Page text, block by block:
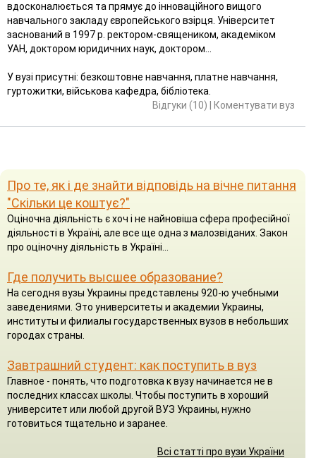
вдосконалюється та прямує до інноваційного вищого
навчального закладу європейського взірця. Університет
заснований в 1997 р. ректором-священиком, академіком
УАН, доктором юридичних наук, доктором...
У вузі присутні: безкоштовне навчання, платне навчання,
гуртожитки, військова кафедра, бібліотека.
Відгуки (10)
Коментувати вуз
Про те, як і де знайти відповідь на вічне питання
"Скільки це коштує?"
Оціночна діяльність є хоч і не найновіша сфера професійної
діяльності в Україні, але все ще одна з малозвіданих. Закон
про оціночну діяльність в Україні...
Где получить высшее образование?
На сегодня вузы Украины представлены 920-ю учебными
заведениями. Это университеты и академии Украины,
институты и филиалы государственных вузов в небольших
городах страны.
Завтрашний студент: как поступить в вуз
Главное - понять, что подготовка к вузу начинается не в
последних классах школы. Чтобы поступить в хороший
университет или любой другой ВУЗ Украины, нужно
готовиться тщательно и заранее.
Всі статті про вузи України